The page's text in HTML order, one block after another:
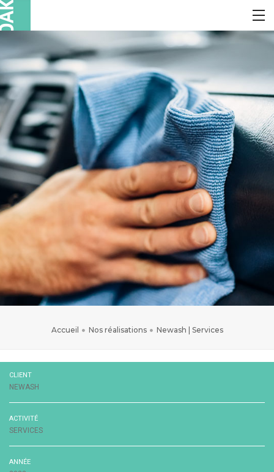
Accueil Nos réalisations Newash | Services
CLIENT
NEWASH
ACTIVITÉ
SERVICES
ANNÉE